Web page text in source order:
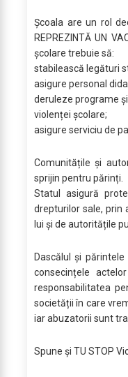
Școala are un rol
REPREZINTĂ UN
școlare trebuie să:
stabilească legături
asigure personal
deruleze programe
violenței școlare;
asigure serviciu de
Comunitățile și
sprijin pentru părinți.
Statul asigură
drepturilor sale, prin
lui și de autoritățile
Dascălul și
consecințele
responsabilitatea
societății în care
iar abuzatorii sunt
Spune și TU STOP